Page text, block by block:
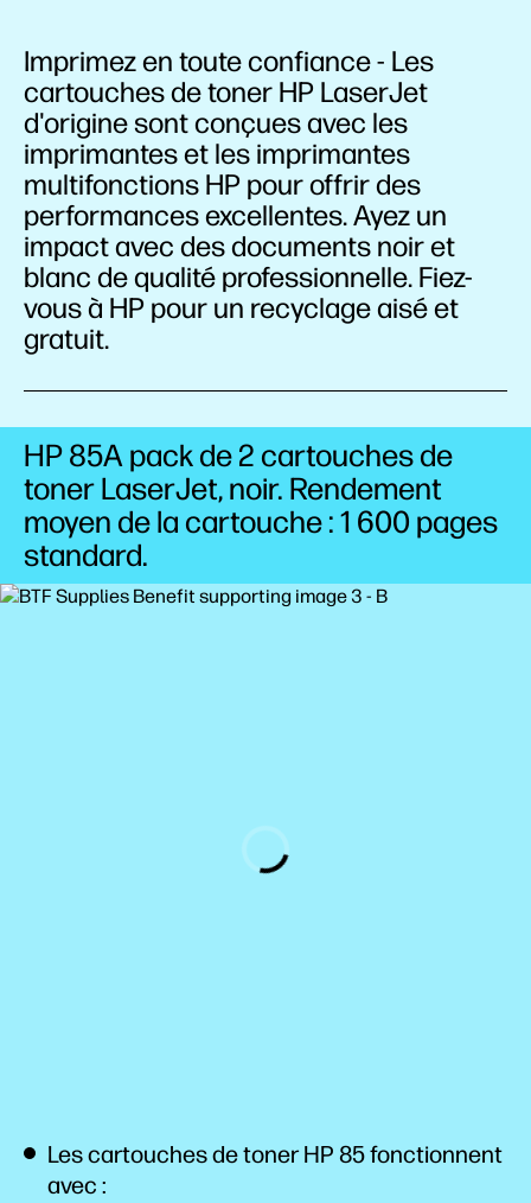
Imprimez en toute confiance - Les
cartouches de toner HP LaserJet
d'origine sont conçues avec les
imprimantes et les imprimantes
multifonctions HP pour offrir des
performances excellentes. Ayez un
impact avec des documents noir et
blanc de qualité professionnelle. Fiez-
vous à HP pour un recyclage aisé et
gratuit.
HP 85A pack de 2 cartouches de
toner LaserJet, noir. Rendement
moyen de la cartouche : 1 600 pages
standard.
Les cartouches de toner HP 85 fonctionnent
avec :